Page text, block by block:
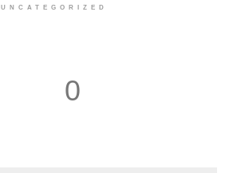
UNCATEGORIZED
0